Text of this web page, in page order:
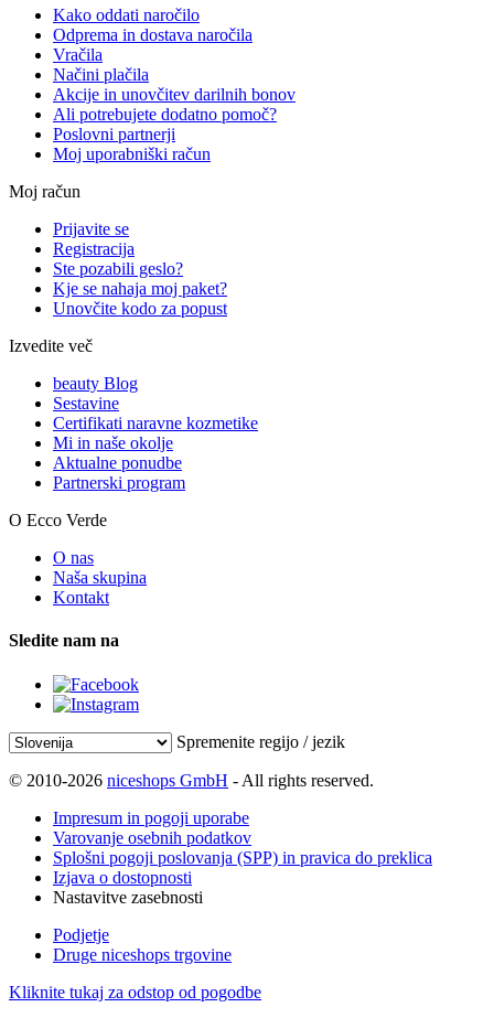
Kako oddati naročilo
Odprema in dostava naročila
Vračila
Načini plačila
Akcije in unovčitev darilnih bonov
Ali potrebujete dodatno pomoč?
Poslovni partnerji
Moj uporabniški račun
Moj račun
Prijavite se
Registracija
Ste pozabili geslo?
Kje se nahaja moj paket?
Unovčite kodo za popust
Izvedite več
beauty Blog
Sestavine
Certifikati naravne kozmetike
Mi in naše okolje
Aktualne ponudbe
Partnerski program
O Ecco Verde
O nas
Naša skupina
Kontakt
Sledite nam na
Spremenite regijo / jezik
© 2010-2026 niceshops GmbH - All rights reserved.
Impresum in pogoji uporabe
Varovanje osebnih podatkov
Splošni pogoji poslovanja (SPP) in pravica do preklica
Izjava o dostopnosti
Nastavitve zasebnosti
Podjetje
Druge niceshops trgovine
Kliknite tukaj za odstop od pogodbe